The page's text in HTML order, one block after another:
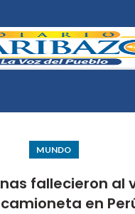
MUNDO
fallecieron al
en